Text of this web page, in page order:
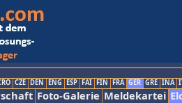
CZE DEN ENG ESP FAI FIN FRA GER GRE INA
Foto-Galerie Meldekartei